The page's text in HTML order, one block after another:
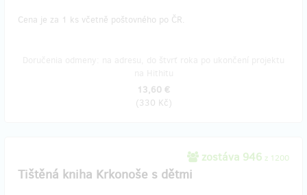
Cena je za 1 ks včetně poštovného po ČR.
13,60 €
(330 Kč)
zostáva 946 z 1200
Tištěná kniha Krkonoše s dětmi